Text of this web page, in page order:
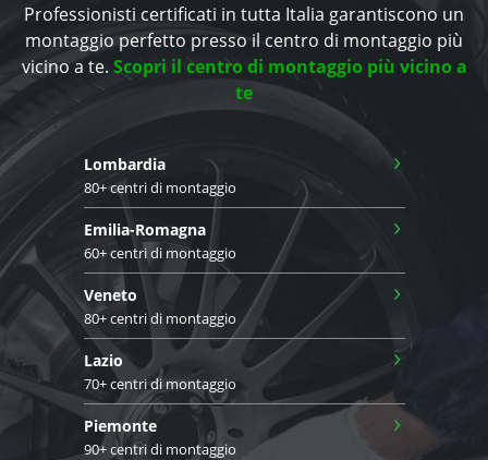
Professionisti certificati in tutta Italia garantiscono un
montaggio perfetto presso il centro di montaggio più
vicino a te. Scopri il centro di montaggio più vicino a
te
Lombardia
80+ centri di montaggio
›
Emilia-Romagna
60+ centri di montaggio
›
Veneto
80+ centri di montaggio
›
Lazio
70+ centri di montaggio
›
Piemonte
90+ centri di montaggio
›